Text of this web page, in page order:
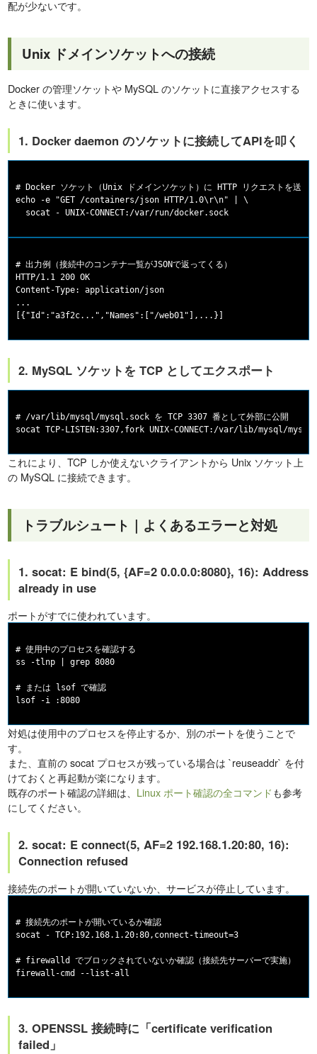
配が少ないです。
Unix ドメインソケットへの接続
Docker の管理ソケットや MySQL のソケットに直接アクセスする
ときに使います。
1. Docker daemon のソケットに接続してAPIを叩く
# Docker ソケット（Unix ドメインソケット）に HTTP リクエストを送る
echo -e "GET /containers/json HTTP/1.0\r\n" | \
# 出力例（接続中のコンテナ一覧がJSONで返ってくる）
HTTP/1.1 200 OK
Content-Type: application/json
...
2. MySQL ソケットを TCP としてエクスポート
# /var/lib/mysql/mysql.sock を TCP 3307 番として外部に公開
これにより、TCP しか使えないクライアントから Unix ソケット上
の MySQL に接続できます。
トラブルシュート｜よくあるエラーと対処
1. socat: E bind(5, {AF=2 0.0.0.0:8080}, 16): Address
already in use
ポートがすでに使われています。
# 使用中のプロセスを確認する
ss -tlnp | grep 8080
# または lsof で確認
対処は使用中のプロセスを停止するか、別のポートを使うことで
す。
また、直前の socat プロセスが残っている場合は `reuseaddr` を付
けておくと再起動が楽になります。
既存のポート確認の詳細は、 Linux ポート確認の全コマンドも参考
にしてください。
2. socat: E connect(5, AF=2 192.168.1.20:80, 16):
Connection refused
接続先のポートが開いていないか、サービスが停止しています。
# 接続先のポートが開いているか確認
socat - TCP:192.168.1.20:80,connect-timeout=3
# firewalld でブロックされていないか確認（接続先サーバーで実施）
3. OPENSSL 接続時に「certificate verification
failed」